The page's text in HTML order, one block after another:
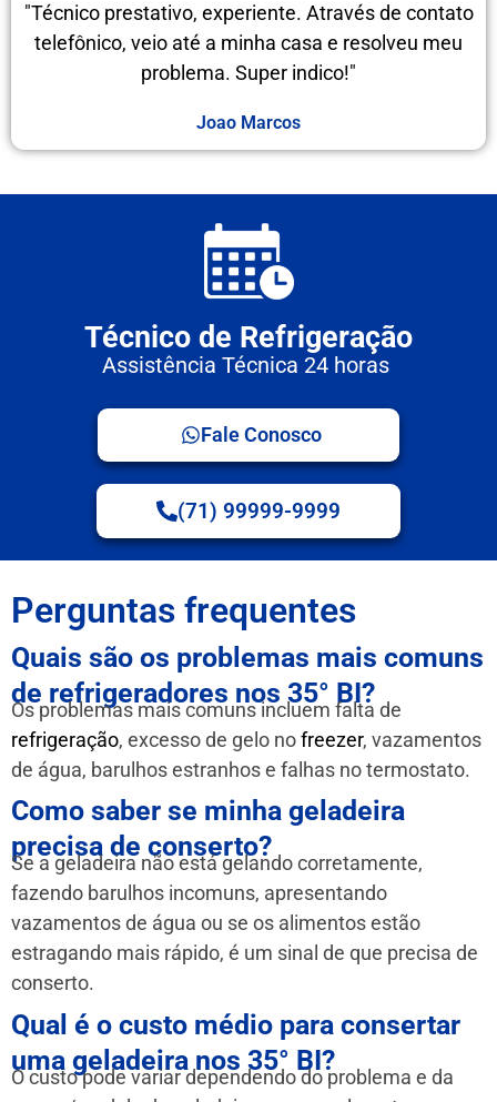
"Técnico prestativo, experiente. Através de contato
telefônico, veio até a minha casa e resolveu meu
problema. Super indico!"
Joao Marcos
Técnico de Refrigeração
Assistência Técnica 24 horas
Fale Conosco
(71) 99999-9999
Perguntas frequentes
Quais são os problemas mais comuns
de refrigeradores nos 35° BI?
Os problemas mais comuns incluem falta de
refrigeração, excesso de gelo nofreezer, vazamentos
de água, barulhos estranhos e falhas no termostato.
Como saber se minha geladeira
precisa de conserto?
Se a geladeira não está gelando corretamente,
fazendo barulhos incomuns, apresentando
vazamentos de água ou se os alimentos estão
estragando mais rápido, é um sinal de que precisa de
conserto.
Qual é o custo médio para consertar
uma geladeira nos 35° BI?
O custo pode variar dependendo do problema e da